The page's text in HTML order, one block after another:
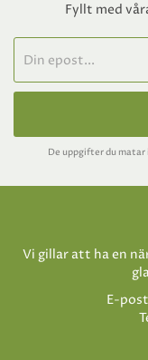
Fyllt med
De uppgifter du matar
Vi gillar att ha en
E-